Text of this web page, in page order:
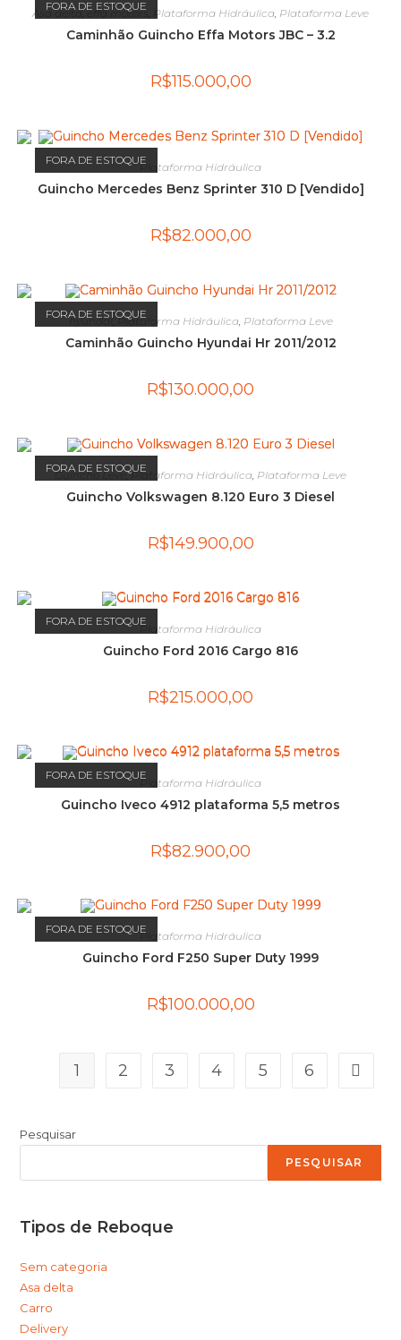
FORA DE ESTOQUE
Asa delta,effa motors , Plataforma Hidráulica, Plataforma Leve
Caminhão Guincho Effa Motors JBC – 3.2
R$115.000,00
FORA DE ESTOQUE
Plataforma Hidráulica
Guincho Mercedes Benz Sprinter 310 D [Vendido]
R$82.000,00
FORA DE ESTOQUE
hyundai,Plataforma Hidráulica, Plataforma Leve
Caminhão Guincho Hyundai Hr 2011/2012
R$130.000,00
FORA DE ESTOQUE
Guincho Leve,Plataforma Hidráulica Plataforma Leve
Guincho Volkswagen 8.120 Euro 3 Diesel
R$149.900,00
FORA DE ESTOQUE
Plataforma Hidráulica
Guincho Ford 2016 Cargo 816
R$215.000,00
FORA DE ESTOQUE
Plataforma Hidráulica
Guincho Iveco 4912 plataforma 5,5 metros
R$82.900,00
FORA DE ESTOQUE
Plataforma Hidráulica
Guincho Ford F250 Super Duty 1999
R$100.000,00
1 2 3 4 5 6
Pesquisar
PESQUISAR
Tipos de Reboque
Sem categoria
Asa delta
Carro
Delivery